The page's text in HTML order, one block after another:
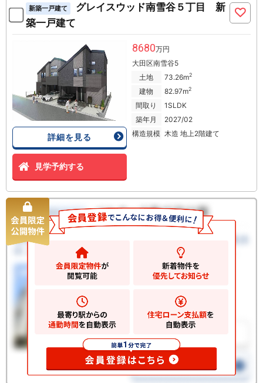
新築一戸建て
グレイスウッド南雪谷５丁目 新
築一戸建て
詳細を見る
見学予約する
8680万円
大田区南雪谷5
土地
73.26m2
建物 82.97m2
間取り
1SLDK
築年月
2027/02
構造規模 木造 地上2階建て